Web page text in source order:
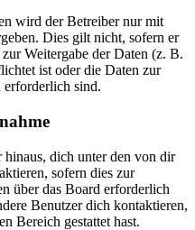
wird der Betreiber nur mit
Dies gilt nicht, sofern er
Weitergabe der Daten (z. B.
ist oder die Daten zur
erforderlich sind.
hinaus, dich unter den von dir
sofern dies zur
über das Board erforderlich
Benutzer dich kontaktieren,
Bereich gestattet hast.